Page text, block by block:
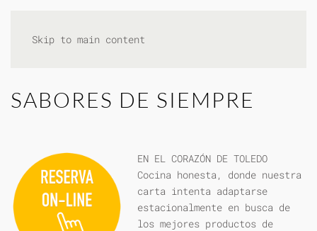
Skip to main content
SABORES DE SIEMPRE
EN EL CORAZÓN DE TOLEDO
Cocina honesta, donde nuestra
carta intenta adaptarse
estacionalmente en busca de
los mejores productos de